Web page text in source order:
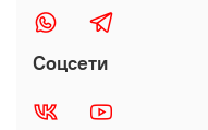
Соцсети